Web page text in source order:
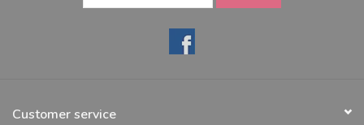
Customer service